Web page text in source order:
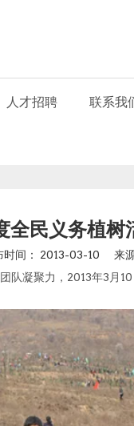
人才招聘 联系我
全民义务植树
间： 2013-03-10 来源
凝聚力，2013年3月